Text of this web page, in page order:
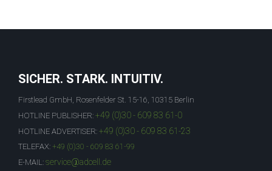
SICHER. STARK. INTUITIV.
Firstlead GmbH, Rosenfelder St. 15-16, 10315 Berlin
HOTLINE PUBLISHER: +49 (0)30 - 609 83 61-0
HOTLINE ADVERTISER: +49 (0)30 - 609 83 61-23
TELEFAX: +49 (0)30 - 609 83 61-99
E-MAIL: service@adcell.de